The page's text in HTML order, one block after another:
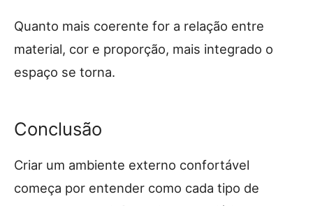
Quanto mais coerente for a relação entre
material, cor e proporção, mais integrado o
espaço se torna.
Conclusão
Criar um ambiente externo confortável
começa por entender como cada tipo de